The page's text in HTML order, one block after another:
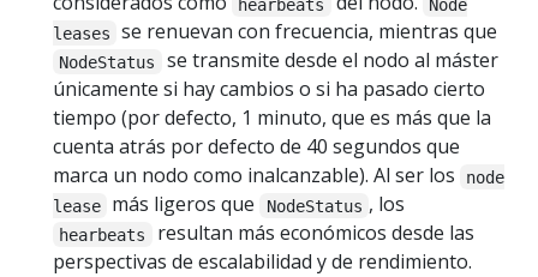
hearbeats
Node
leases
se renuevan con frecuencia, mientras que
NodeStatus
se transmite desde el nodo al máster
únicamente si hay cambios o si ha pasado cierto
tiempo (por defecto, 1 minuto, que es más que la
cuenta atrás por defecto de 40 segundos que
marca un nodo como inalcanzable). Al ser los
node
lease
más ligeros que NodeStatus , los
hearbeats
resultan más económicos desde las
perspectivas de escalabilidad y de rendimiento.